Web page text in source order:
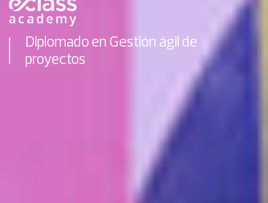
Diplomado en Gestión ágil de
proyectos